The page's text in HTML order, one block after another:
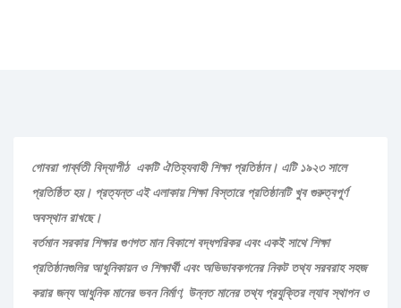
গোবরা পার্ব্বতী বিদ্যাপীঠ একটি ঐতিহ্যবাহী শিক্ষা প্রতিষ্ঠান। এটি ১৯২৩ সালে
প্রতিষ্ঠিত হয়। প্রত্যন্ত এই এলাকায় শিক্ষা বিস্তারে প্রতিষ্ঠানটি খুব গুরুত্বপূর্ণ
অবস্থান রাখছে।
বর্তমান সরকার শিক্ষার গুণগত মান বিকাশে বদ্ধপরিকর এবং একই সাথে শিক্ষা
প্রতিষ্ঠানগুলির আধুনিকায়ন ও শিক্ষার্থী এবং অভিভাবকগনের নিকট তথ্য সরবরাহ সহজ
করার জন্য আধুনিক মানের ভবন নির্মাণ, উন্নত মানের তথ্য প্রযুক্তির ল্যাব স্থাপন ও